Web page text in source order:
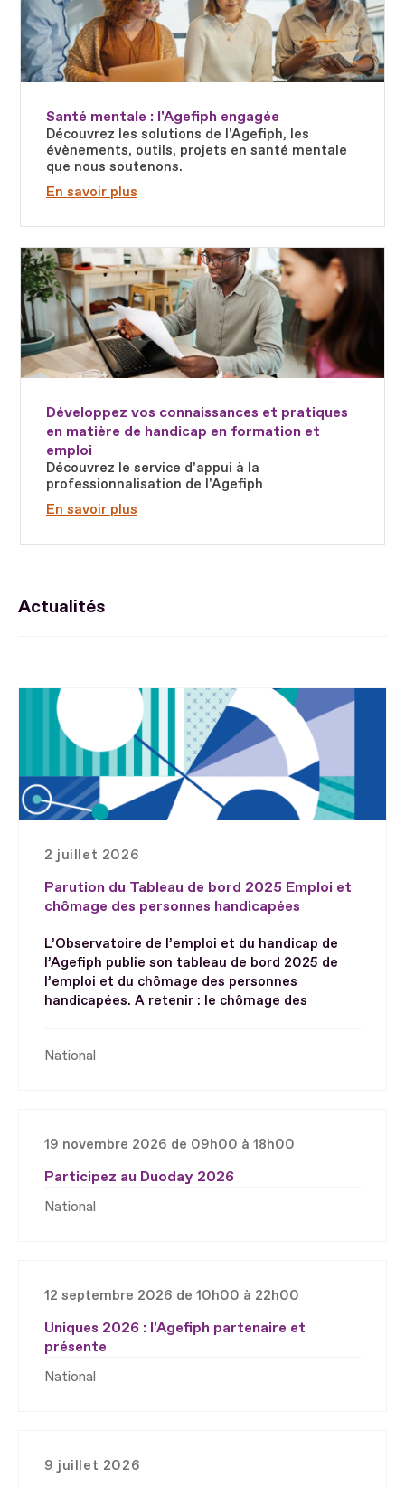
Santé mentale : l'Agefiph engagée
Découvrez les solutions de l'Agefiph, les
évènements, outils, projets en santé mentale
que nous soutenons.
En savoir plus
Développez vos connaissances et pratiques
en matière de handicap en formation et
emploi
Découvrez le service d'appui à la
professionnalisation de l'Agefiph
En savoir plus
Fichier
Actualités
2 juillet 2026
Parution du Tableau de bord 2025 Emploi et
chômage des personnes handicapées
L’Observatoire de l’emploi et du handicap de
l’Agefiph publie son tableau de bord 2025 de
l’emploi et du chômage des personnes
handicapées. A retenir : le chômage des
National
19 novembre 2026 de 09h00 à 18h00
Participez au Duoday 2026
National
12 septembre 2026 de 10h00 à 22h00
Uniques 2026 : l'Agefiph partenaire et
présente
National
9 juillet 2026